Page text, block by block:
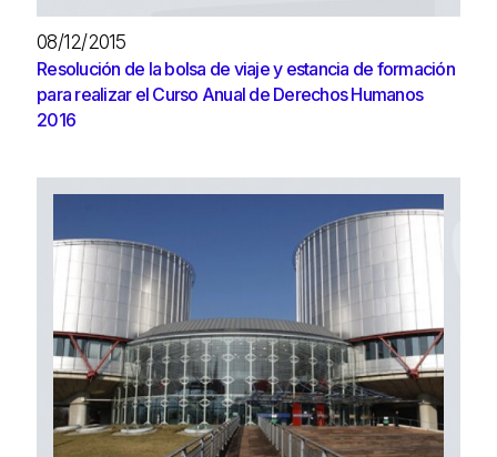
08/12/2015
Resolución de la bolsa de viaje y estancia de formación
para realizar el Curso Anual de Derechos Humanos
2016